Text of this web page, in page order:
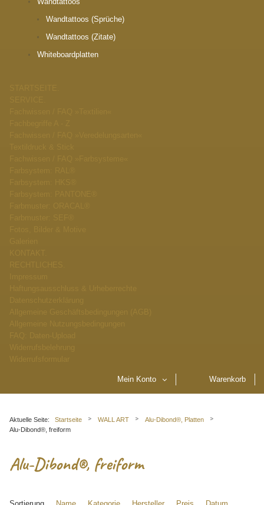
Wandtattoos (Sprüche)
Wandtattoos (Zitate)
Whiteboardplatten
Mein Konto Warenkorb
Aktuelle Seite: Startseite WALL ART
Alu-Dibond®, Platten
Alu-Dibond®, freiform
Alu-Dibond®, freiform